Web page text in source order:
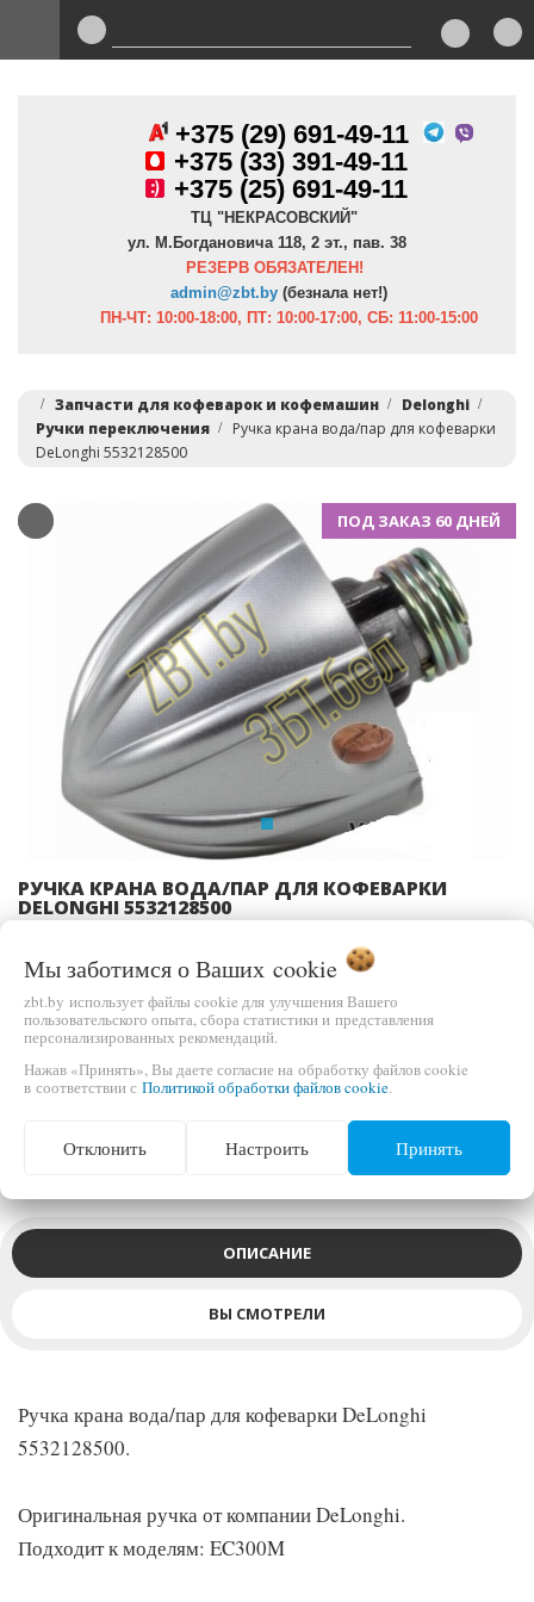
+375 (29) 691-49-11
+375 (33) 391-49-11
+375 (25) 691-49-11
ТЦ "НЕКРАСОВСКИЙ"
ул. М.Богдановича 118, 2 эт., пав. 38
РЕЗЕРВ ОБЯЗАТЕЛЕН!
admin@zbt.by (безнала нет!)
ПН-ЧТ: 10:00-18:00, ПТ: 10:00-17:00, СБ: 11:00-15:00
Запчасти для кофеварок и кофемашин
Delonghi
Ручки переключения
Ручка крана вода/пар для кофеварки
DeLonghi 5532128500
ПОД ЗАКАЗ 60 ДНЕЙ
Previous
РУЧКА КРАНА ВОДА/ПАР ДЛЯ КОФЕВАРКИ
DELONGHI 5532128500
ЦЕНА
ОПИСАНИЕ
ВЫ СМОТРЕЛИ
Ручка крана вода/пар для кофеварки DeLonghi
5532128500.
Оригинальная ручка от компании DeLonghi.
Подходит к моделям: EC300M
Мы заботимся о Ваших cookie
zbt.by использует файлы cookie для улучшения Вашего
пользовательского опыта, сбора статистики и представления
персонализированных рекомендаций.
Нажав «Принять», Вы даете согласие на обработку файлов cookie
в соответствии с Политикой обработки файлов cookie.
Отклонить Настроить Принять